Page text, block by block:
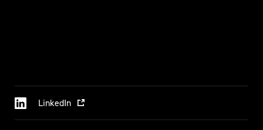
LinkedIn